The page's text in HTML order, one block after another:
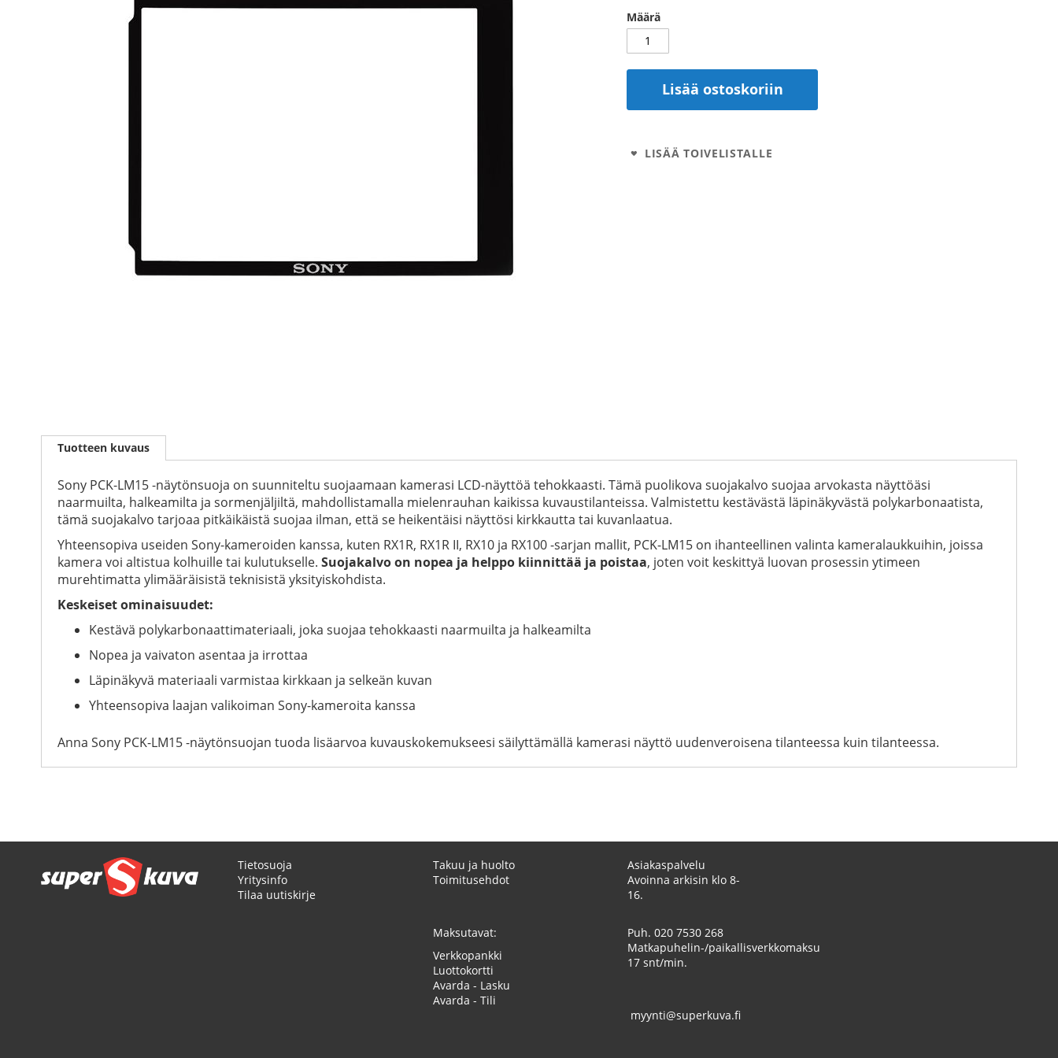
Määrä
Lisää ostoskoriin
LISÄÄ TOIVELISTALLE
to
images
gallery
Tuotteen kuvaus
Sony PCK-LM15 -näytönsuoja on suunniteltu suojaamaan kamerasi LCD-näyttöä tehokkaasti. Tämä puolikova suojakalvo suojaa arvokasta näyttöäsi
naarmuilta, halkeamilta ja sormenjäljiltä, mahdollistamalla mielenrauhan kaikissa kuvaustilanteissa. Valmistettu kestävästä läpinäkyvästä polykarbonaatista,
tämä suojakalvo tarjoaa pitkäikäistä suojaa ilman, että se heikentäisi näyttösi kirkkautta tai kuvanlaatua.
Yhteensopiva useiden Sony-kameroiden kanssa, kuten RX1R, RX1R II, RX10 ja RX100 -sarjan mallit, PCK-LM15 on ihanteellinen valinta kameralaukkuihin, joissa
kamera voi altistua kolhuille tai kulutukselle. Suojakalvo on nopea ja helppo kiinnittää ja poistaa, joten voit keskittyä luovan prosessin ytimeen
murehtimatta ylimääräisistä teknisistä yksityiskohdista.
Keskeiset ominaisuudet:
Kestävä polykarbonaattimateriaali, joka suojaa tehokkaasti naarmuilta ja halkeamilta
Nopea ja vaivaton asentaa ja irrottaa
Läpinäkyvä materiaali varmistaa kirkkaan ja selkeän kuvan
Yhteensopiva laajan valikoiman Sony-kameroita kanssa
Anna Sony PCK-LM15 -näytönsuojan tuoda lisäarvoa kuvauskokemukseesi säilyttämällä kamerasi näyttö uudenveroisena tilanteessa kuin tilanteessa.
Tietosuoja
Yritysinfo
Tilaa uutiskirje
Takuu ja huolto
Toimitusehdot
Maksutavat:
Verkkopankki
Luottokortti
Avarda - Lasku
Avarda - Tili
Asiakaspalvelu
Avoinna arkisin klo 8-
16.
Puh. 020 7530 268
Matkapuhelin-/paikallisverkkomaksu
17 snt/min.
myynti@superkuva.fi